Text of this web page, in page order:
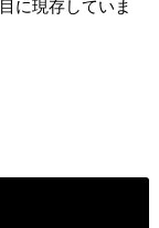
に現存していま